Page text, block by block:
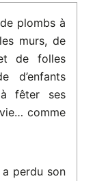
plombs à
murs, de
de folles
d’enfants
fêter ses
comme
perdu son